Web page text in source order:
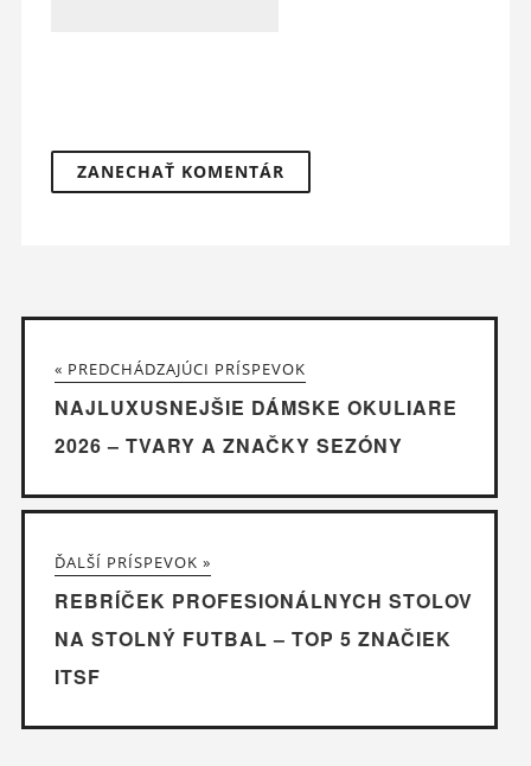
« PREDCHÁDZAJÚCI PRÍSPEVOK
NAJLUXUSNEJŠIE DÁMSKE OKULIARE
2026 – TVARY A ZNAČKY SEZÓNY
ĎALŠÍ PRÍSPEVOK »
REBRÍČEK PROFESIONÁLNYCH STOLOV
NA STOLNÝ FUTBAL – TOP 5 ZNAČIEK
ITSF